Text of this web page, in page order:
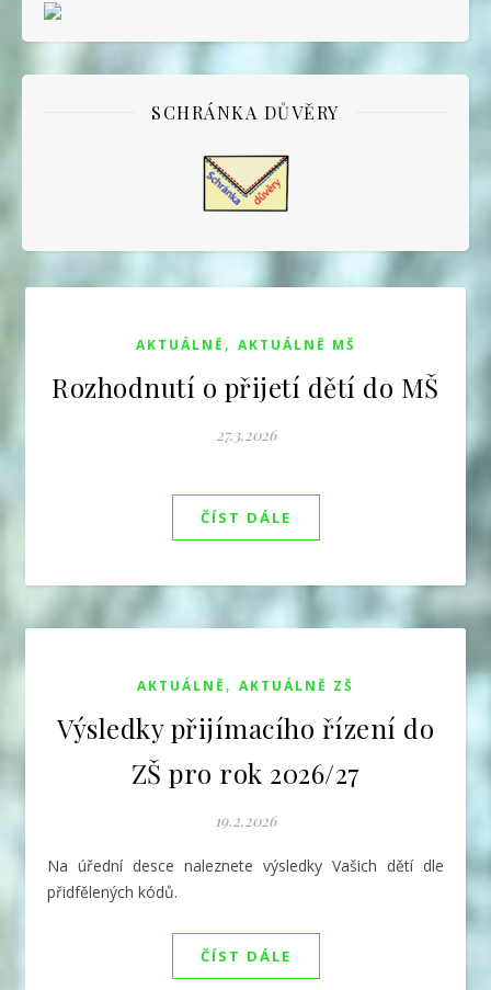
SCHRÁNKA DŮVĚRY
AKTUÁLNĚ , AKTUÁLNĚ MŠ
Rozhodnutí o přijetí dětí do MŠ
27.3.2026
ČÍST DÁLE
AKTUÁLNĚ , AKTUÁLNĚ ZŠ
Výsledky přijímacího řízení do
ZŠ pro rok 2026/27
19.2.2026
Na úřední desce naleznete výsledky Vašich dětí dle
přidfělených kódů.
ČÍST DÁLE